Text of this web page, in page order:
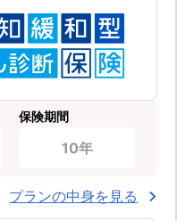
保険期間
10年
プランの中身を見る